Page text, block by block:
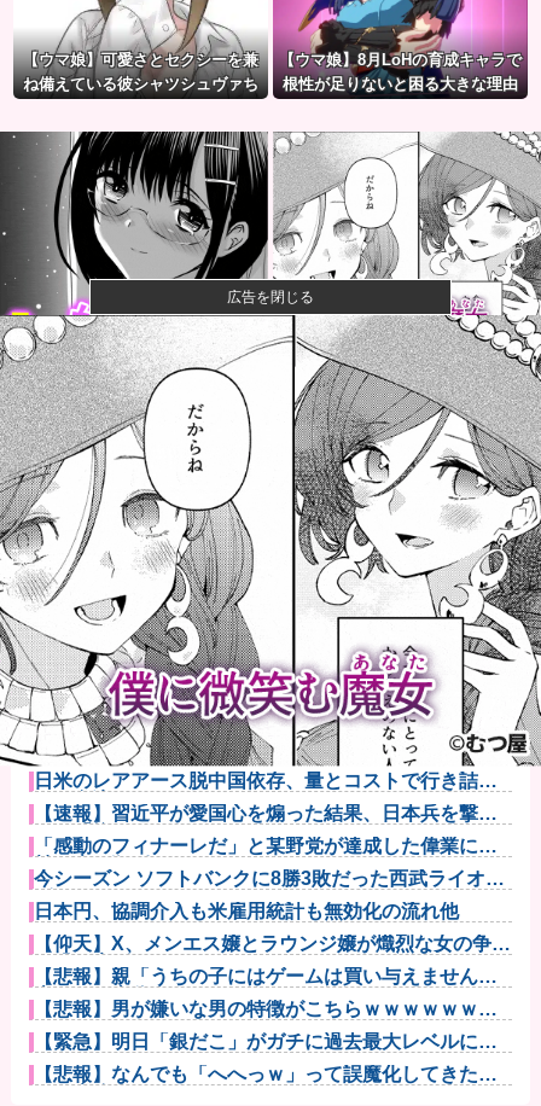
【ウマ娘】可愛さとセクシーを兼
ね備えている彼シャツシュヴァち
【ウマ娘】8月LoHの育成キャラで
根性が足りないと困る大きな理由
021必要」
【悲報】粗品、永久追放ｗｗｗｗｗｗｗｗｗｗｗｗｗ
ｗｗ（証拠あ...
夫さん、妻に「天井のシミ数えてれば終わるでな」と
押し倒されて...
【悲報】Z世代「求刑7年のジャンポケ斎藤は口封じに
被害者殺し...
【画像】咲-saki-作者、ようやく『奇乳』に気付くｗｗ
ｗｗ
日米のレアアース脱中国依存、量とコストで行き詰ま
り…台湾メデ...
【速報】習近平が愛国心を煽った結果、日本兵を撃退
する「抗日テ...
「感動のフィナーレだ」と某野党が達成した偉業に称
賛の声が殺到...
今シーズン ソフトバンクに8勝3敗だった西武ライオン
ズさん...
日本円、協調介入も米雇用統計も無効化の流れ他
【仰天】X、メンエス嬢とラウンジ嬢が熾烈な女の争い
を繰り広げ...
【悲報】親「うちの子にはゲームは買い与えません。
本だけで十分...
【悲報】男が嫌いな男の特徴がこちらｗｗｗｗｗｗｗ
ｗｗｗ
【緊急】明日「銀だこ」がガチに過去最大レベルに混
みそうwww...
【悲報】なんでも「へへっｗ」って誤魔化してきたワ
広告を閉じる